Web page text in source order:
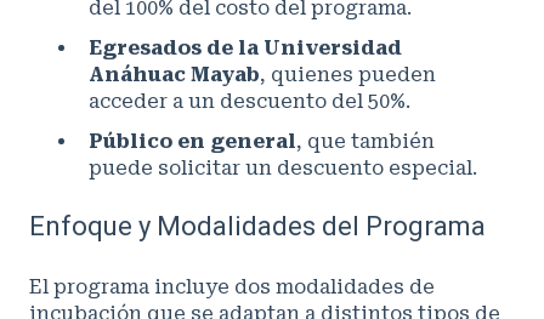
del 100% del costo del programa.
Egresados de la Universidad
Anáhuac Mayab, quienes pueden
acceder a un descuento del 50%.
Público en general, que también
puede solicitar un descuento especial.
Enfoque y Modalidades del Programa
El programa incluye dos modalidades de
incubación que se adaptan a distintos tipos de